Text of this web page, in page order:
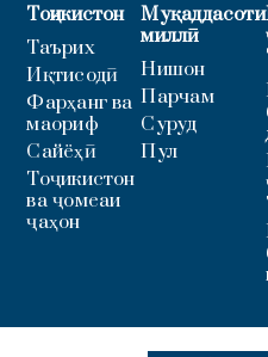
Тоҷикистон
Таърих
Иқтисодӣ
Фарҳанг ва
маориф
Сайёҳӣ
Тоҷикистон
ва ҷомеаи
ҷаҳон
Муқаддасоти
миллӣ
Нишон
Парчам
Суруд
Пул